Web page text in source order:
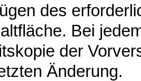
des
Bei
der
Änderung.